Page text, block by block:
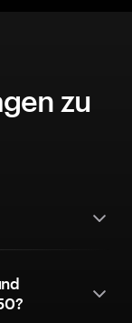
zu